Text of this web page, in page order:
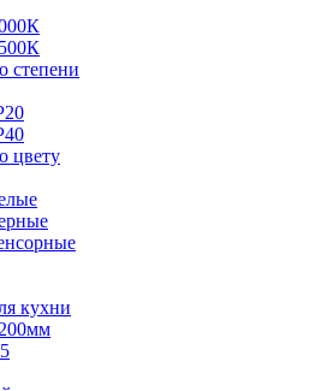
степени
цвету
кухни